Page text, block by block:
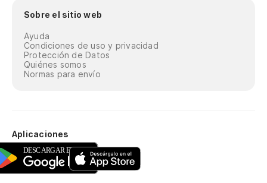
Sobre el sitio web
Ayuda
Condiciones de uso y privacidad
Protección de Datos
Quiénes somos
Normas para envío
Aplicaciones